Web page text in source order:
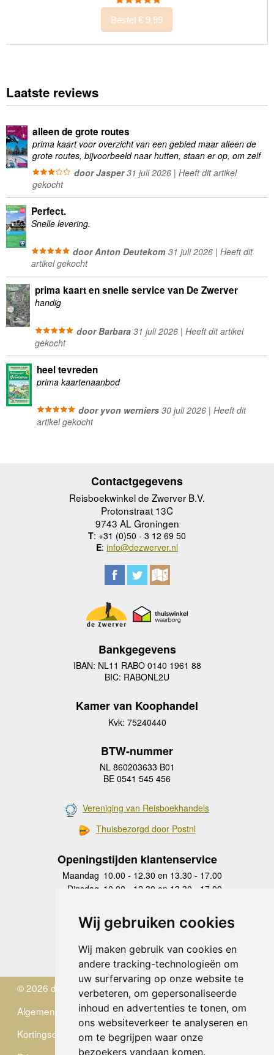
Wij gebruiken cookies
Wij maken gebruik van cookies en
andere tracking-technologieën om
uw surfervaring op onze website te
verbeteren, om gepersonaliseerde
inhoud en advertenties te tonen, om
ons websiteverkeer te analyseren en
om te begrijpen waar onze
bezoekers vandaan komen.
Bestel € 9,99
Laatste reviews
alleen de grote routes
prima kaart voor overzicht van een gebied maar alleen de
grote routes, bijvoorbeeld naar hutten, staan er op, om zelf
wandelingen te plannen minder geschikt
door Jasper31 juli 2026 | Heeft dit artikel
gekocht
Perfect.
Snelle levering.
door Anton Deutekom31 juli 2026 | Heeft dit
artikel gekocht
prima kaart en snelle service van De Zwerver
handig
door Barbara31 juli 2026 | Heeft dit artikel
gekocht
heel tevreden
prima kaartenaanbod
door yvon werniers30 juli 2026 | Heeft dit
artikel gekocht
Contactgegevens
Reisboekwinkel de Zwerver B.V.
Protonstraat 13C
9743 AL Groningen
T: +31 (0)50 - 3 12 69 50
E: info@dezwerver.nl
Bankgegevens
IBAN: NL11 RABO 0140 1961 88
BIC: RABONL2U
Kamer van Koophandel
Kvk: 75240440
BTW-nummer
NL 860203633 B01
BE 0541 545 456
Vereniging van Reisboekhandels
Thuisbezorgd door Postnl
Openingstijden klantenservice
Maandag 10.00 - 12.30 en 13.30 - 17.00
Dinsdag 10.00 - 12.30 en 13.30 - 17.00
Donderdag
10.00 - 12.30 en 13.30 - 17.00
Vrijdag 10.00 - 12.30 en 13.30 - 17.00
Zaterdag
gesloten
Zondag gesloten
© 2026 de Zwerver
Algemene Voorwaarden
Kortingscode